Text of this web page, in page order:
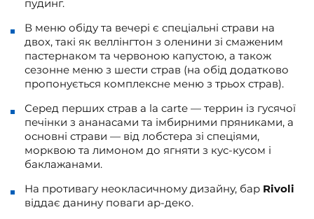
пудинг.
В меню обіду та вечері є спеціальні страви на
двох, такі як веллінгтон з оленини зі смаженим
пастернаком та червоною капустою, а також
сезонне меню з шести страв (на обід додатково
пропонується комплексне меню з трьох страв).
Серед перших страв a la carte — террин із гусячої
печінки з ананасами та імбирними пряниками, а
основні страви — від лобстера зі спеціями,
морквою та лимоном до ягняти з кус-кусом і
баклажанами.
На противагу неокласичному дизайну, бар Rivoli
віддає данину поваги ар-деко.